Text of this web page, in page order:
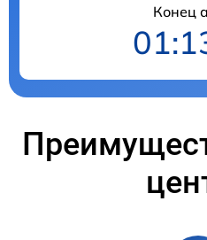
Конец